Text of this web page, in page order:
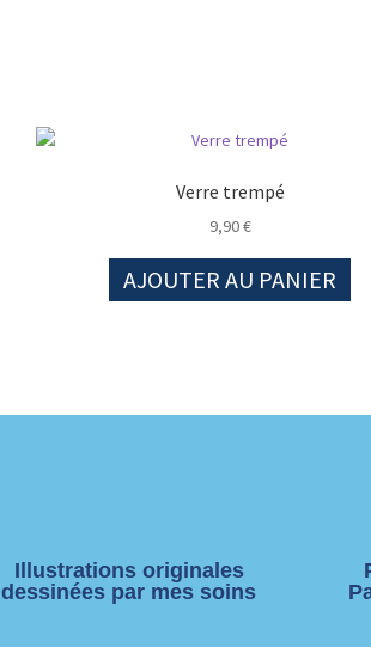
Verre trempé
9,90€
AJOUTER AU PANIER
Illustrations originales
dessinées par mes soins